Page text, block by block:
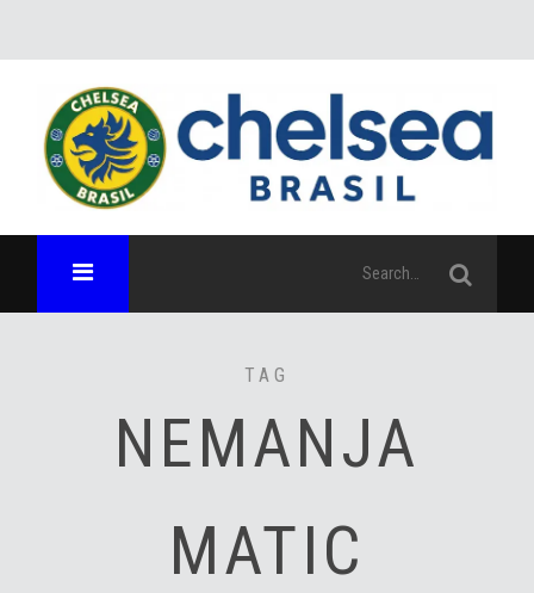
TAG
NEMANJA
MATIC